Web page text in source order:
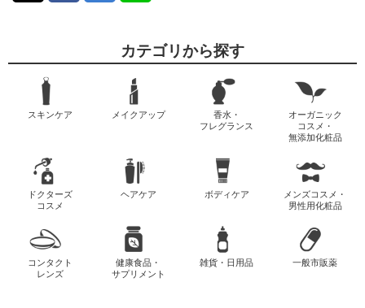
カテゴリから探す
スキンケア メイクアップ
香水・
フレグランス
オーガニック
コスメ・
無添加化粧品
ドクターズ
コスメ
ヘアケア ボディケア
メンズコスメ・
男性用化粧品
コンタクト
レンズ
健康食品・
サプリメント
雑貨・日用品 一般市販薬